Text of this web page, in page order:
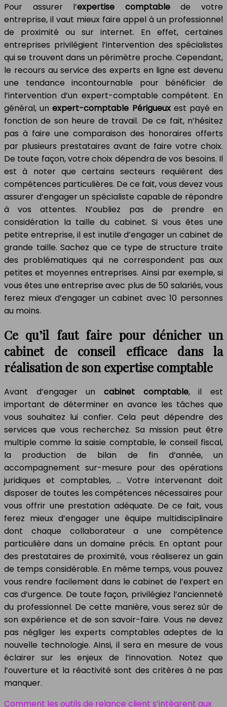
Pour assurer l’expertise comptablede votre
entreprise, il vaut mieux faire appel à un professionnel
de proximité ou sur internet. En effet, certaines
entreprises privilégient l’intervention des spécialistes
qui se trouvent dans un périmètre proche. Cependant,
le recours au service des experts en ligne est devenu
une tendance incontournable pour bénéficier de
l’intervention d’un expert-comptable compétent. En
général, unexpert-comptable Périgueux est payé en
fonction de son heure de travail. De ce fait, n’hésitez
pas à faire une comparaison des honoraires offerts
par plusieurs prestataires avant de faire votre choix.
De toute façon, votre choix dépendra de vos besoins. Il
est à noter que certains secteurs requièrent des
compétences particulières. De ce fait, vous devez vous
assurer d’engager un spécialiste capable de répondre
à vos attentes. N’oubliez pas de prendre en
considération la taille du cabinet. Si vous êtes une
petite entreprise, il est inutile d’engager un cabinet de
grande taille. Sachez que ce type de structure traite
des problématiques qui ne correspondent pas aux
petites et moyennes entreprises. Ainsi par exemple, si
vous êtes une entreprise avec plus de 50 salariés, vous
ferez mieux d’engager un cabinet avec 10 personnes
au moins.
Ce qu’il faut faire pour dénicher un
cabinet de conseil efficace dans la
réalisation de son expertise comptable
Avant d’engager un cabinet comptable, il est
important de déterminer en avance les tâches que
vous souhaitez lui confier. Cela peut dépendre des
services que vous recherchez. Sa mission peut être
multiple comme la saisie comptable, le conseil fiscal,
la production de bilan de fin d’année, un
accompagnement sur-mesure pour des opérations
juridiques et comptables, … Votre intervenant doit
disposer de toutes les compétences nécessaires pour
vous offrir une prestation adéquate. De ce fait, vous
ferez mieux d’engager une équipe multidisciplinaire
dont chaque collaborateur a une compétence
particulière dans un domaine précis. En optant pour
des prestataires de proximité, vous réaliserez un gain
de temps considérable. En même temps, vous pouvez
vous rendre facilement dans le cabinet de l’expert en
cas d’urgence. De toute façon, privilégiez l’ancienneté
du professionnel. De cette manière, vous serez sûr de
son expérience et de son savoir-faire. Vous ne devez
pas négliger les experts comptables adeptes de la
nouvelle technologie. Ainsi, il sera en mesure de vous
éclairer sur les enjeux de l’innovation. Notez que
l’ouverture et la réactivité sont des critères à ne pas
manquer.
Comment les outils de relance client s’intègrent aux